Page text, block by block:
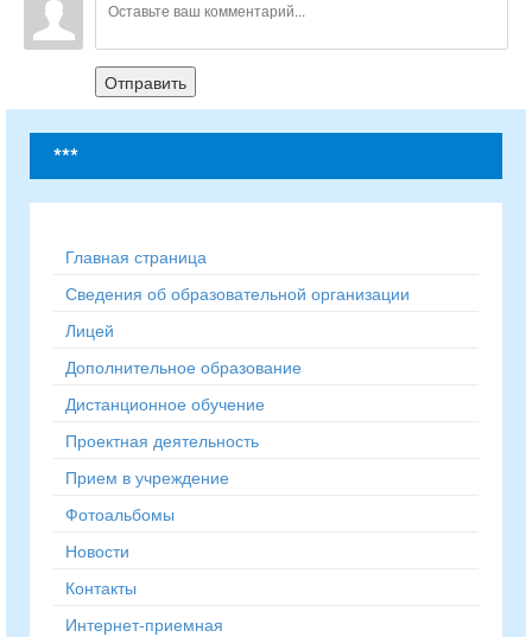
Отправить
***
Главная страница
Сведения об образовательной организации
Лицей
Дополнительное образование
Дистанционное обучение
Проектная деятельность
Прием в учреждение
Фотоальбомы
Новости
Контакты
Интернет-приемная